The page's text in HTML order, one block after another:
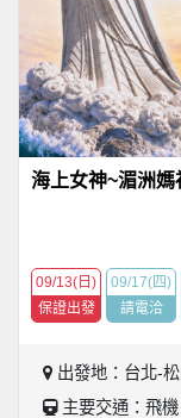
海上女神~湄洲媽
09/13(日)
保證出發
09/17(四)
請電洽
出發地：台北-
主要交通：飛機